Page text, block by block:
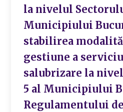
la nivelul
Municipiului
stabilirea
gestiune a
salubrizare la
5 al Municipiului
Regulamentului